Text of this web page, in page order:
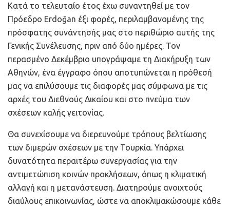
Κατά το τελευταίο έτος έχω συναντηθεί με τον
Πρόεδρο Erdoğan έξι φορές, περιλαμβανομένης της
πρόσφατης συνάντησής μας στο περιθώριο αυτής της
Γενικής Συνέλευσης, πριν από δύο ημέρες. Τον
περασμένο Δεκέμβριο υπογράψαμε τη Διακήρυξη των
Αθηνών, ένα έγγραφο όπου αποτυπώνεται η πρόθεσή
μας να επιλύσουμε τις διαφορές μας σύμφωνα με τις
αρχές του Διεθνούς Δικαίου και στο πνεύμα των
σχέσεων καλής γειτονίας.
Θα συνεχίσουμε να διερευνούμε τρόπους βελτίωσης
των διμερών σχέσεων με την Τουρκία. Υπάρχει
δυνατότητα περαιτέρω συνεργασίας για την
αντιμετώπιση κοινών προκλήσεων, όπως η κλιματική
αλλαγή και η μετανάστευση. Διατηρούμε ανοιχτούς
διαύλους επικοινωνίας, ώστε να αποκλιμακώσουμε κάθε